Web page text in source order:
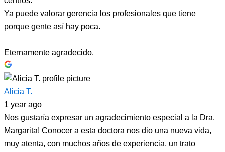
Ya puede valorar gerencia los profesionales que tiene
porque gente así hay poca.
Eternamente agradecido.
Alicia T.
1 year ago
Nos gustaría expresar un agradecimiento especial a la Dra.
Margarita! Conocer a esta doctora nos dio una nueva vida,
muy atenta, con muchos años de experiencia, un trato